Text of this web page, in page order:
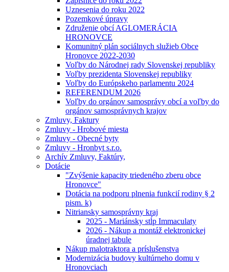
Uznesenia do roku 2022
Pozemkové úpravy
Združenie obcí AGLOMERÁCIA
HRONOVCE
Komunitný plán sociálnych služieb Obce
Hronovce 2022-2030
Voľby do Národnej rady Slovenskej republiky
Voľby prezidenta Slovenskej republiky
Voľby do Európskeho parlamentu 2024
REFERENDUM 2026
Voľby do orgánov samosprávy obcí a voľby do
orgánov samosprávnych krajov
Zmluvy, Faktury
Zmluvy - Hrobové miesta
Zmluvy - Obecné byty
Zmluvy - Hronbyt s.r.o.
Archív Zmluvy, Faktúry,
Dotácie
"Zvýšenie kapacity triedeného zberu obce
Hronovce"
Dotácia na podporu plnenia funkcií rodiny § 2
pism. k)
Nitriansky samosprávny kraj
2025 - Mariánsky stĺp Immaculaty
2026 - Nákup a montáž elektronickej
úradnej tabule
Nákup malotraktora a príslušenstva
Modernizácia budovy kultúrneho domu v
Hronovciach